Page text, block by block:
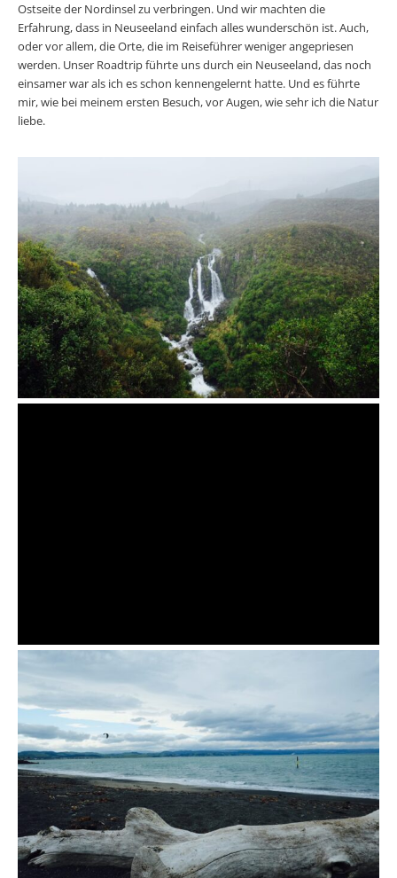
Ostseite der Nordinsel zu verbringen. Und wir machten die
Erfahrung, dass in Neuseeland einfach alles wunderschön ist. Auch,
oder vor allem, die Orte, die im Reiseführer weniger angepriesen
werden. Unser Roadtrip führte uns durch ein Neuseeland, das noch
einsamer war als ich es schon kennengelernt hatte. Und es führte
mir, wie bei meinem ersten Besuch, vor Augen, wie sehr ich die Natur
liebe.